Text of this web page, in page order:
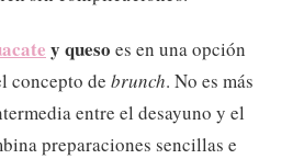
y queso es en una opción
concepto de brunch. No es más
entre el desayuno y el
preparaciones sencillas e